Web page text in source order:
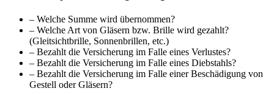
– Welche Summe wird übernommen?
– Welche Art von Gläsern bzw. Brille wird gezahlt?
(Gleitsichtbrille, Sonnenbrillen, etc.)
– Bezahlt die Versicherung im Falle eines Verlustes?
– Bezahlt die Versicherung im Falle eines Diebstahls?
– Bezahlt die Versicherung im Falle einer Beschädigung von
Gestell oder Gläsern?